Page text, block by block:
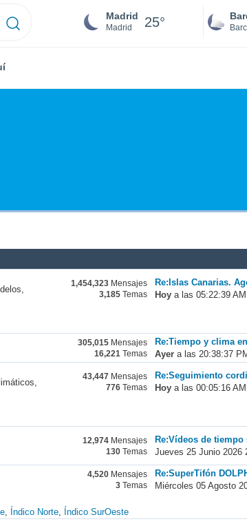
Madrid
Madrid 25°
1,454,323 Mensajes
3,185 Temas
Re:Islas Canarias.
Hoy a las 05:22:39 AM
305,015 Mensajes
16,221 Temas
Re:Tiempo y clima
Ayer a las 20:38:37
43,447 Mensajes
776 Temas
Re:Seguimiento
Hoy a las 00:05:16 AM
12,974 Mensajes
130 Temas
Re:Vídeos de tiempo
Jueves 25 Junio 2026
4,520 Mensajes
3 Temas
Re:SuperTifón
Miércoles 05 Agosto
Índico Norte Índico SurOeste